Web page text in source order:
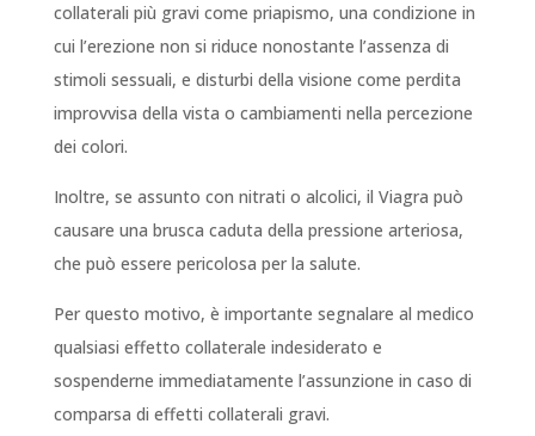
collaterali più gravi come priapismo, una condizione in
cui l’erezione non si riduce nonostante l’assenza di
stimoli sessuali, e disturbi della visione come perdita
improvvisa della vista o cambiamenti nella percezione
dei colori.
Inoltre, se assunto con nitrati o alcolici, il Viagra può
causare una brusca caduta della pressione arteriosa,
che può essere pericolosa per la salute.
Per questo motivo, è importante segnalare al medico
qualsiasi effetto collaterale indesiderato e
sospenderne immediatamente l’assunzione in caso di
comparsa di effetti collaterali gravi.